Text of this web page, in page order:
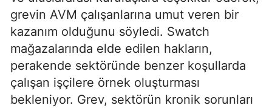
grevin AVM çalışanlarına umut veren bir
kazanım olduğunu söyledi. Swatch
mağazalarında elde edilen hakların,
perakende sektöründe benzer koşullarda
çalışan işçilere örnek oluşturması
bekleniyor. Grev, sektörün kronik sorunları